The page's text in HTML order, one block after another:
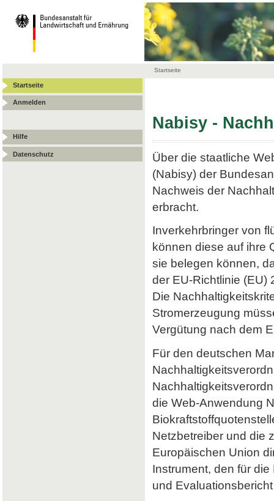
Startseite
Startseite
Anmelden
Hilfe
Datenschutz
Nabisy -
Über die staatliche
(Nabisy) der
Nachweis der
erbracht.
Inverkehrbringer von
können diese auf ihre
sie belegen können,
der EU-Richtlinie (EU)
Die
Stromerzeugung
Vergütung nach dem
Für den deutschen
die Web-Anwendung
Netzbetreiber und die
Europäischen Union
Instrument, den für
und